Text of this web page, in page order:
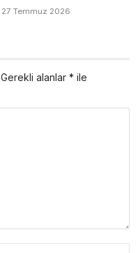
27 Temmuz 2026
Gerekli alanlar * ile